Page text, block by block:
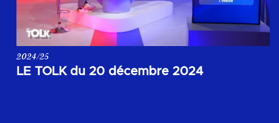
LE TOLK du 20 décembre 2024
2024/25
Votre rendez-vous de la soirée du 20 décembre 2024.